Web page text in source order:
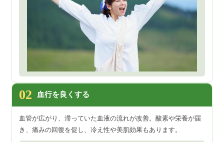
02 血行を良くする
血管が広がり、滞っていた血液の流れが改善。酸素や栄養が届
き、痛みの回復を促し、冷え性や美肌効果もあります。